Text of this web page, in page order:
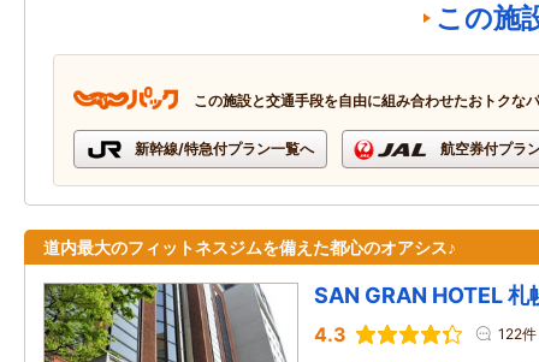
この施
この施設と交通手段を自由に組み合わせたおトクな
新幹線/特急付プラン一覧へ 航空券付プラ
道内最大のフィットネスジムを備えた都心のオアシス♪
SAN GRAN HOTEL 札
4.3 122件